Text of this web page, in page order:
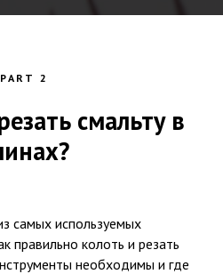
PART 2
смальту в
самых используемых
правильно колоть и резать
необходимы и где